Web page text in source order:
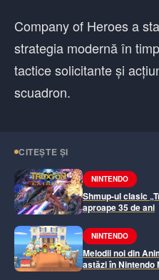
Company of Heroes a
strategia modernă în
tactice solicitante și
scuadron.
CITEȘTE ȘI
NINTENDO
Shmup-ul clasic
aproape 35 de ani
NINTENDO
Melodii noi din
astăzi în Nintendo